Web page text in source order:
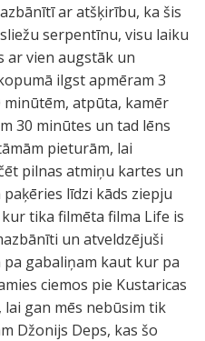
ar atšķirību, ka šis
serpentīnu, visu laiku
ar vien augstāk un
ilgst apmēram 3
atpūta, kamēr
30 minūtes un tad lēns
pieturām, lai
pilnas atmiņu kartes un
līdzi kāds ziepju
tika filmēta filma Life is
un atveldzējuši
gabaliņam kaut kur pa
ciemos pie Kustaricas
gan mēs nebūsim tik
Džonijs Deps, kas šo